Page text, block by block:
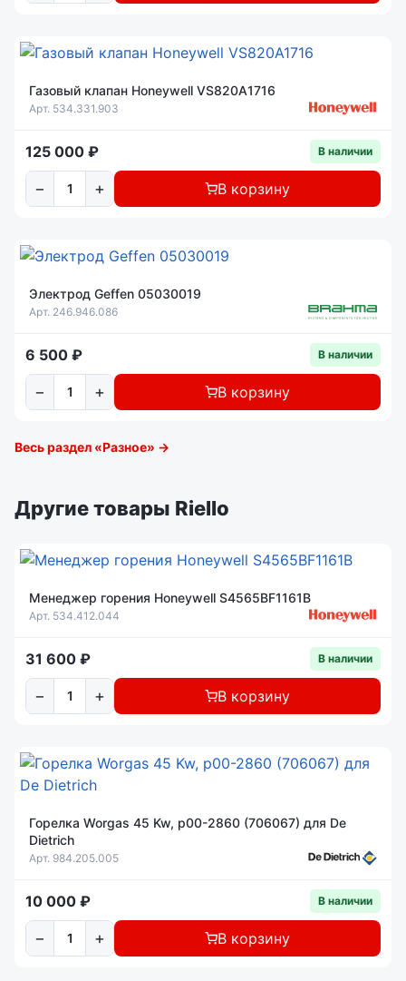
Газовый клапан Honeywell VS820A1716
Арт. 534.331.903
125 000 ₽ В наличии
− + В корзину
Электрод Geffen 05030019
Арт. 246.946.086
6 500 ₽ В наличии
− + В корзину
Весь раздел «Разное» →
Другие товары Riello
Менеджер горения Honeywell S4565BF1161B
Арт. 534.412.044
31 600 ₽ В наличии
− + В корзину
Горелка Worgas 45 Kw, p00-2860 (706067) для De
Dietrich
Арт. 984.205.005
10 000 ₽ В наличии
− + В корзину